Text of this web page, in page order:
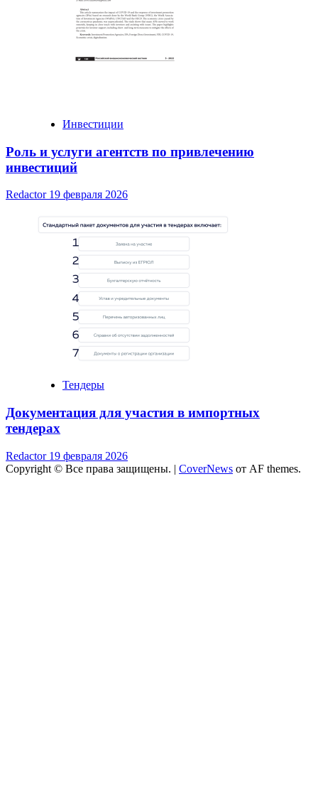
Инвестиции
Роль и услуги агентств по привлечению
инвестиций
Redactor 19 февраля 2026
Тендеры
Документация для участия в импортных
тендерах
Redactor 19 февраля 2026
Copyright © Все права защищены. | CoverNews от AF themes.